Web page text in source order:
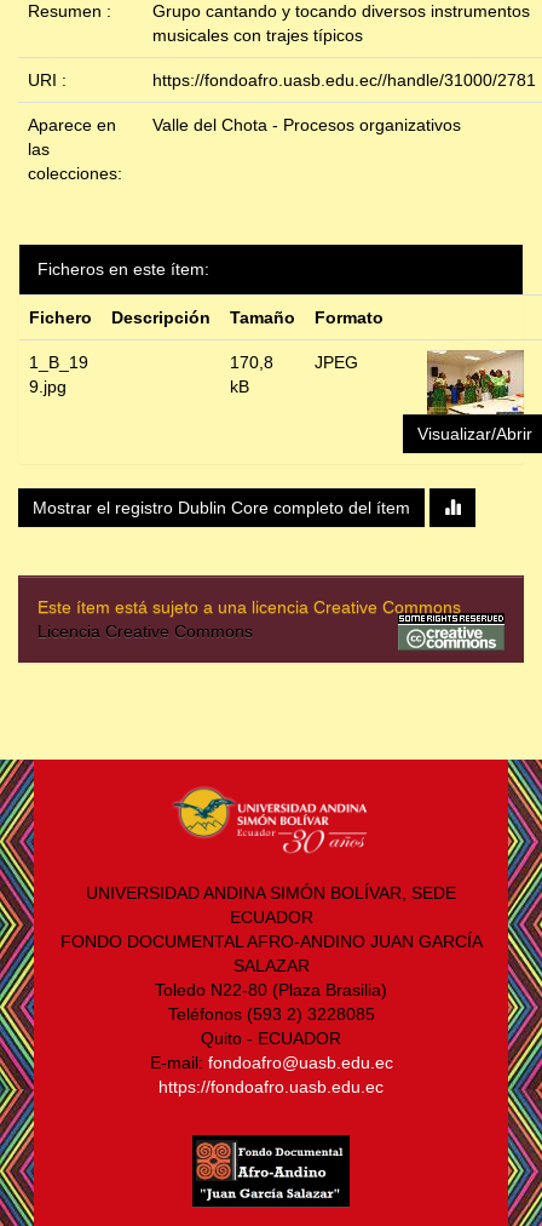
Resumen :
Grupo cantando y tocando diversos instrumentos
musicales con trajes típicos
URI : https://fondoafro.uasb.edu.ec//handle/31000/2781
Aparece en
las
colecciones:
Valle del Chota - Procesos organizativos
Ficheros en este ítem:
Fichero Descripción Tamaño Formato
1_B_19
9.jpg
170,8
kB
JPEG
Visualizar/Abrir
Mostrar el registro Dublin Core completo del ítem
Este ítem está sujeto a una licencia Creative Commons
Licencia Creative Commons
UNIVERSIDAD ANDINA SIMÓN BOLÍVAR, SEDE
ECUADOR
FONDO DOCUMENTAL AFRO-ANDINO JUAN GARCÍA
SALAZAR
Toledo N22-80 (Plaza Brasilia)
Teléfonos (593 2) 3228085
Quito - ECUADOR
E-mail: fondoafro@uasb.edu.ec
https://fondoafro.uasb.edu.ec